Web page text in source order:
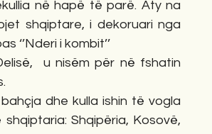
në hapë të parë. Aty na
shqiptare, i dekoruari nga
‘’Nderi i kombit’’
u nisëm për në fshatin
dhe kulla ishin të vogla
Shqipëria, Kosovë,